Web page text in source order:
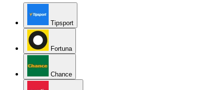
Tipsport
Fortuna
Chance